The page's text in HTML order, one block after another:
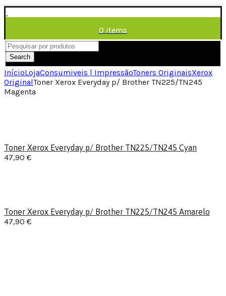
0 items
/ 0,00€
Menu
Search
InícioLojaConsumiveis | ImpressãoToners OriginaisXerox
OriginalToner Xerox Everyday p/ Brother TN225/TN245
Magenta
Toner Xerox Everyday p/ Brother TN225/TN245 Cyan
47,90 €
Toner Xerox Everyday p/ Brother TN225/TN245 Amarelo
47,90 €